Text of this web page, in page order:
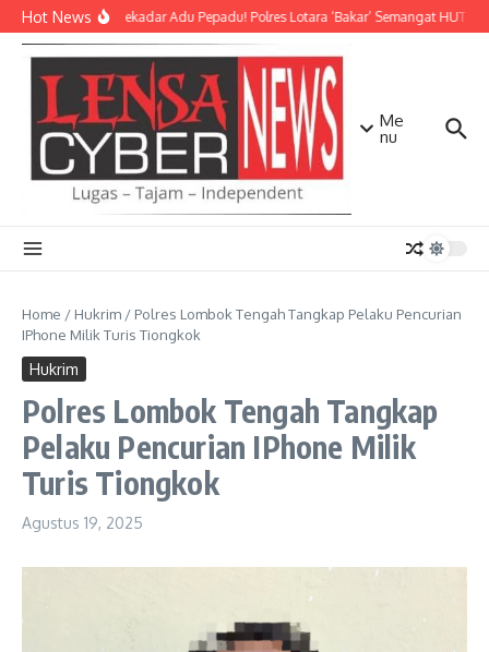
Lewati ke konten
Hot NewsBukan Sekadar Adu Pepadu! Polres Lotara ‘Bakar’ Semangat HUT
Me
nu
Home / Hukrim / Polres Lombok Tengah Tangkap Pelaku Pencurian
IPhone Milik Turis Tiongkok
Hukrim
Polres Lombok Tengah Tangkap
Pelaku Pencurian IPhone Milik
Turis Tiongkok
Agustus 19, 2025